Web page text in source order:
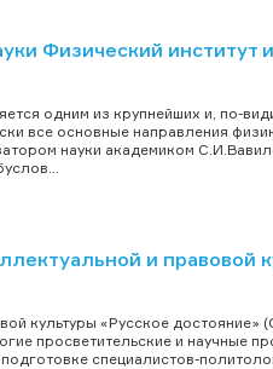
Физический институт
одним из крупнейших и, по-
все основные направления
науки академиком
и правовой
культуры «Русское
просветительские и научные
специалистов-